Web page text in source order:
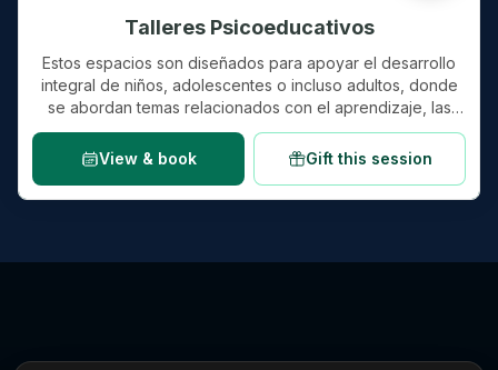
Talleres Psicoeducativos
Estos espacios son diseñados para apoyar el desarrollo
integral de niños, adolescentes o incluso adultos, donde
se abordan temas relacionados con el aprendizaje, las
habilidades s…
View & book
Gift this session